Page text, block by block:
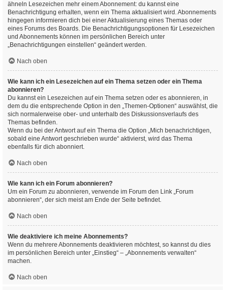
ähneln Lesezeichen mehr einem Abonnement: du kannst eine
Benachrichtigung erhalten, wenn ein Thema aktualisiert wird. Abonnements
hingegen informieren dich bei einer Aktualisierung eines Themas oder
eines Forums des Boards. Die Benachrichtigungsoptionen für Lesezeichen
und Abonnements können im persönlichen Bereich unter
„Benachrichtigungen einstellen“ geändert werden.
Nach oben
Wie kann ich ein Lesezeichen auf ein Thema setzen oder ein Thema
abonnieren?
Du kannst ein Lesezeichen auf ein Thema setzen oder es abonnieren, in
dem du die entsprechende Option in den „Themen-Optionen“ auswählst, die
sich normalerweise ober- und unterhalb des Diskussionsverlaufs des
Themas befinden.
Wenn du bei der Antwort auf ein Thema die Option „Mich benachrichtigen,
sobald eine Antwort geschrieben wurde“ aktivierst, wird das Thema
ebenfalls für dich abonniert.
Nach oben
Wie kann ich ein Forum abonnieren?
Um ein Forum zu abonnieren, verwende im Forum den Link „Forum
abonnieren“, der sich meist am Ende der Seite befindet.
Nach oben
Wie deaktiviere ich meine Abonnements?
Wenn du mehrere Abonnements deaktivieren möchtest, so kannst du dies
im persönlichen Bereich unter „Einstieg“ – „Abonnements verwalten“
machen.
Nach oben